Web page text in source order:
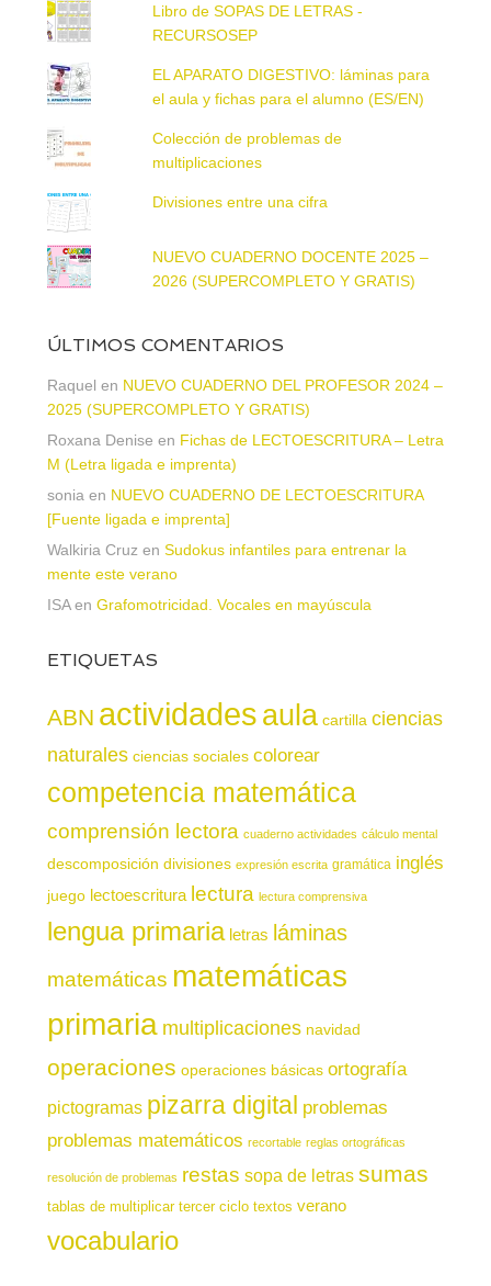
Libro de SOPAS DE LETRAS -
RECURSOSEP
EL APARATO DIGESTIVO: láminas para
el aula y fichas para el alumno (ES/EN)
Colección de problemas de
multiplicaciones
Divisiones entre una cifra
NUEVO CUADERNO DOCENTE 2025 –
2026 (SUPERCOMPLETO Y GRATIS)
ÚLTIMOS COMENTARIOS
Raquel en NUEVO CUADERNO DEL PROFESOR 2024 –
2025 (SUPERCOMPLETO Y GRATIS)
Roxana Denise en Fichas de LECTOESCRITURA – Letra
M (Letra ligada e imprenta)
sonia en NUEVO CUADERNO DE LECTOESCRITURA
[Fuente ligada e imprenta]
Walkiria Cruz en Sudokus infantiles para entrenar la
mente este verano
ISAen Grafomotricidad. Vocales en mayúscula
ETIQUETAS
ABN actividadesaula cartilla ciencias
naturales ciencias sociales colorear
competencia matemática
comprensión lectora cuaderno actividades cálculo mental
descomposición divisiones expresión escrita gramática inglés
juego lectoescritura lectura lectura comprensiva
lengua primaria letras láminas
matemáticas matemáticas
primaria multiplicaciones navidad
operaciones operaciones básicas ortografía
pictogramas pizarra digital problemas
problemas matemáticos recortable reglas ortográficas
resolución de problemas restas sopa de letras sumas
tablas de multiplicar tercer ciclo textos verano
vocabulario